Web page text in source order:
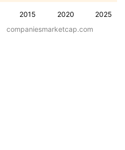
2015 2020 2025
companiesmarketcap.com